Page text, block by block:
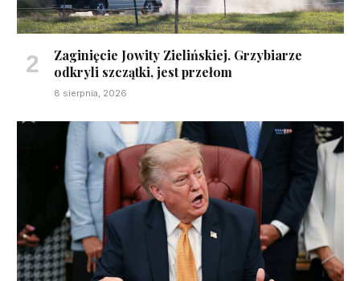
Zaginięcie Jowity Zielińskiej. Grzybiarze
odkryli szczątki, jest przełom
8 sierpnia, 2026